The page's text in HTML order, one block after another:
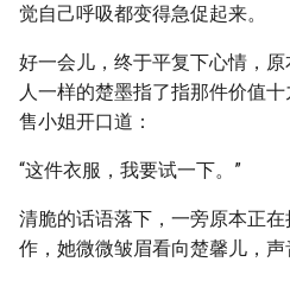
觉自己呼吸都变得急促起来。
好一会儿，终于平复下心情，
人一样的楚墨指了指那件价值
售小姐开口道：
“这件衣服，我要试一下。”
清脆的话语落下，一旁原本正
作，她微微皱眉看向楚馨儿，声